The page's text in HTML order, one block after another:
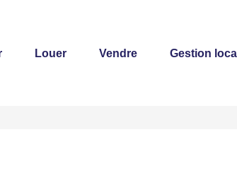
Louer Vendre Gestion